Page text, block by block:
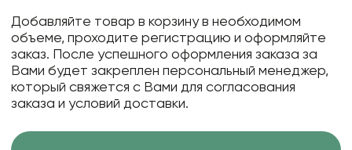
Добавляйте товар в корзину в необходимом
объеме, проходите регистрацию и оформляйте
заказ. После успешного оформления заказа за
Вами будет закреплен персональный менеджер,
который свяжется с Вами для согласования
заказа и условий доставки.